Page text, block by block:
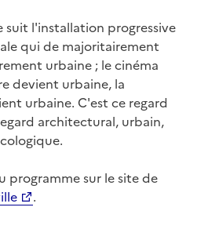
suit l'installation progressive
qui de majoritairement
urbaine ; le cinéma
devient urbaine, la
urbaine. C'est ce regard
architectural, urbain,
programme sur le site de
.